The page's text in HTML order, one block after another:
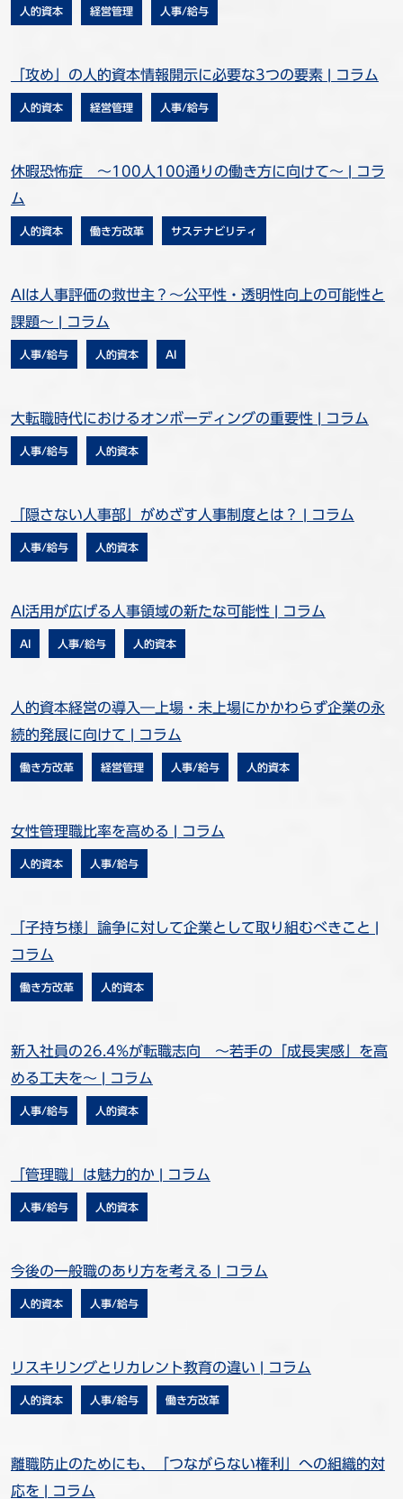
人的資本 経営管理 人事/給与
「攻め」の人的資本情報開示に必要な3つの要素 | コラム
人的資本 経営管理 人事/給与
休暇恐怖症 ～100人100通りの働き方に向けて～ | コラ
ム
人的資本 働き方改革 サステナビリティ
AIは人事評価の救世主？～公平性・透明性向上の可能性と
課題～ | コラム
人事/給与 人的資本 AI
大転職時代におけるオンボーディングの重要性 | コラム
人事/給与 人的資本
「隠さない人事部」がめざす人事制度とは？ | コラム
人事/給与 人的資本
AI活用が広げる人事領域の新たな可能性 | コラム
AI 人事/給与 人的資本
人的資本経営の導入―上場・未上場にかかわらず企業の永
続的発展に向けて | コラム
働き方改革 経営管理 人事/給与 人的資本
女性管理職比率を高める | コラム
人的資本 人事/給与
「子持ち様」論争に対して企業として取り組むべきこと |
コラム
働き方改革 人的資本
新入社員の26.4%が転職志向 ～若手の「成長実感」を高
める工夫を～ | コラム
人事/給与 人的資本
「管理職」は魅力的か | コラム
人事/給与 人的資本
今後の一般職のあり方を考える | コラム
人的資本 人事/給与
リスキリングとリカレント教育の違い | コラム
人的資本 人事/給与 働き方改革
離職防止のためにも、「つながらない権利」への組織的対
応を | コラム